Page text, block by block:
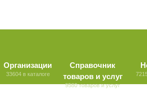
Организации
33604 в каталоге
Справочник
товаров и услуг
9580 товаров и услуг